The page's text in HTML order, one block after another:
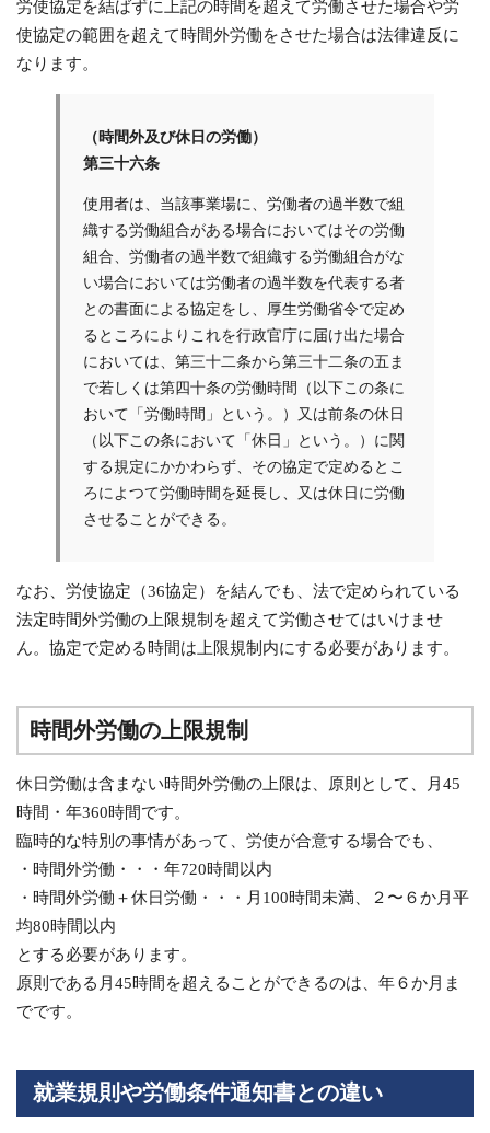
労使協定を結ばずに上記の時間を超えて労働させた場合や労
使協定の範囲を超えて時間外労働をさせた場合は法律違反に
なります。
（時間外及び休日の労働）
第三十六条
使用者は、当該事業場に、労働者の過半数で組
織する労働組合がある場合においてはその労働
組合、労働者の過半数で組織する労働組合がな
い場合においては労働者の過半数を代表する者
との書面による協定をし、厚生労働省令で定め
るところによりこれを行政官庁に届け出た場合
においては、第三十二条から第三十二条の五ま
で若しくは第四十条の労働時間（以下この条に
おいて「労働時間」という。）又は前条の休日
（以下この条において「休日」という。）に関
する規定にかかわらず、その協定で定めるとこ
ろによつて労働時間を延長し、又は休日に労働
させることができる。
なお、労使協定（36協定）を結んでも、法で定められている
法定時間外労働の上限規制を超えて労働させてはいけませ
ん。協定で定める時間は上限規制内にする必要があります。
時間外労働の上限規制
休日労働は含まない時間外労働の上限は、原則として、月45
時間・年360時間です。
臨時的な特別の事情があって、労使が合意する場合でも、
・時間外労働・・・年720時間以内
・時間外労働＋休日労働・・・月100時間未満、２〜６か月平
均80時間以内
とする必要があります。
原則である月45時間を超えることができるのは、年６か月ま
でです。
就業規則や労働条件通知書との違い